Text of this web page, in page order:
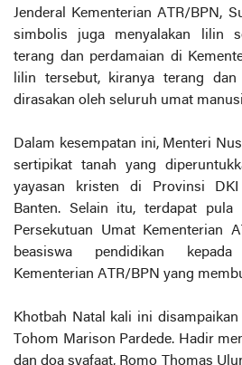
Jenderal Kementerian ATR/BPN,
simbolis juga menyalakan lilin
terang dan perdamaian di
lilin tersebut, kiranya terang
dirasakan oleh seluruh umat
Dalam kesempatan ini, Menteri
sertipikat tanah yang
yayasan kristen di Provinsi
Banten. Selain itu, terdapat pula
Persekutuan Umat Kementerian
beasiswa pendidikan
Kementerian ATR/BPN yang
Khotbah Natal kali ini
Tohom Marison Pardede. Hadir
dan doa syafaat, Romo Thomas